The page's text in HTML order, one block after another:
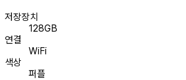
저장장치
128GB
연결
WiFi
색상
퍼플